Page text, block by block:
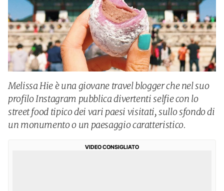
Melissa Hie è una giovane travel blogger che nel suo
profilo Instagram pubblica divertenti selfie con lo
street food tipico dei vari paesi visitati, sullo sfondo di
un monumento o un paesaggio caratteristico.
VIDEO CONSIGLIATO